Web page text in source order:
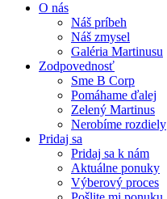
O nás
Náš príbeh
Náš zmysel
Galéria Martinusu
Zodpovednosť
Sme B Corp
Pomáhame ďalej
Zelený Martinus
Nerobíme rozdiely
Pridaj sa
Pridaj sa k nám
Aktuálne ponuky
Výberový proces